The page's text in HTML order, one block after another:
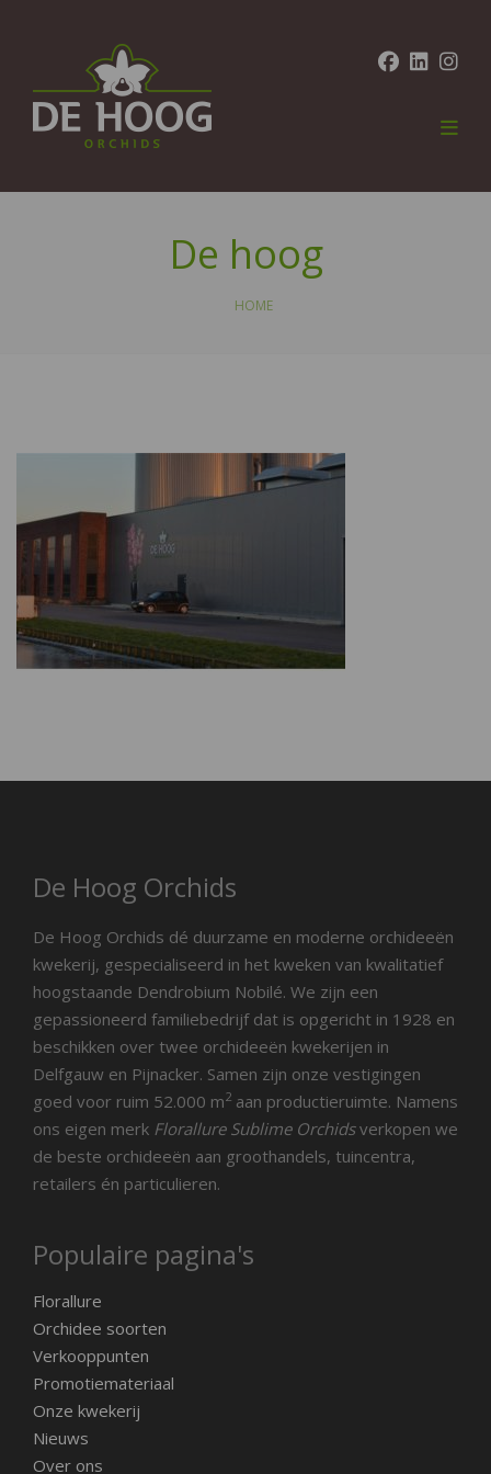
De hoog
HOME
De Hoog Orchids
De Hoog Orchids dé duurzame en moderne orchideeën
kwekerij, gespecialiseerd in het kweken van kwalitatief
hoogstaande Dendrobium Nobilé. We zijn een
gepassioneerd familiebedrijf dat is opgericht in 1928 en
beschikken over twee orchideeën kwekerijen in
Delfgauw en Pijnacker. Samen zijn onze vestigingen
goed voor ruim 52.000 m2 aan productieruimte. Namens
ons eigen merk Florallure Sublime Orchidsverkopen we
de beste orchideeën aan groothandels, tuincentra,
retailers én particulieren.
Populaire pagina's
Florallure
Orchidee soorten
Verkooppunten
Promotiemateriaal
Onze kwekerij
Nieuws
Over ons